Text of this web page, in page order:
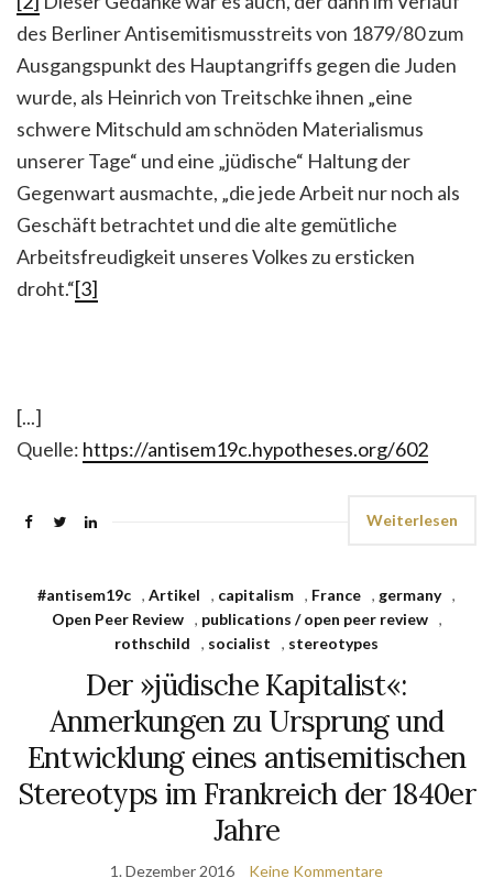
des Berliner Antisemitismusstreits von 1879/80 zum
Ausgangspunkt des Hauptangriffs gegen die Juden
wurde, als Heinrich von Treitschke ihnen „eine
schwere Mitschuld am schnöden Materialismus
unserer Tage“ und eine „jüdische“ Haltung der
Gegenwart ausmachte, „die jede Arbeit nur noch als
Geschäft betrachtet und die alte gemütliche
Arbeitsfreudigkeit unseres Volkes zu ersticken
droht.“[3]
[...]
Quelle: https://antisem19c.hypotheses.org/602
Weiterlesen
#antisem19c , Artikel , capitalism , France , germany ,
Open Peer Review
, publications / open peer review
,
rothschild
, socialist , stereotypes
Der »jüdische Kapitalist«:
Anmerkungen zu Ursprung und
Entwicklung eines antisemitischen
Stereotyps im Frankreich der 1840er
Jahre
1. Dezember 2016 Keine Kommentare